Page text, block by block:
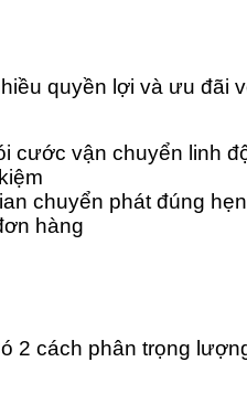
quyền lợi và ưu đãi
vận chuyển linh
chuyển phát đúng hẹn
hàng
cách phân trọng